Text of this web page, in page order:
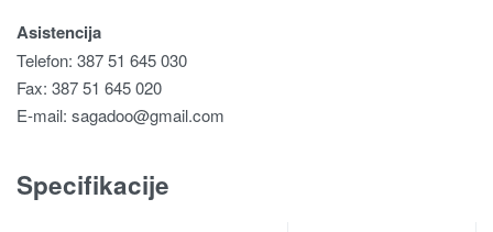
Asistencija
Telefon: 387 51 645 030
Fax: 387 51 645 020
E-mail: sagadoo@gmail.com
Specifikacije